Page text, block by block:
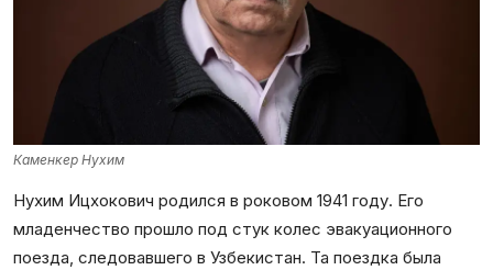
Каменкер Нухим
Нухим Ицхокович родился в роковом 1941 году. Его
младенчество прошло под стук колес эвакуационного
поезда, следовавшего в Узбекистан. Та поездка была